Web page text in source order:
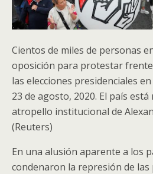
Cientos de miles de personas
oposición para protestar
las elecciones presidenciales
23 de agosto, 2020. El país
atropello institucional de
(Reuters)
En una alusión aparente a los
condenaron la represión de